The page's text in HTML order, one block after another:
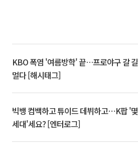
KBO 폭염 '여름방학' 끝…프로야구 갈 길
멀다 [해시태그]
빅뱅 컴백하고 튜이드 데뷔하고⋯K팝 '몇
세대'세요? [엔터로그]